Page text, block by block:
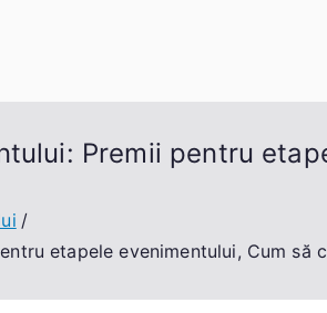
Premii pentru
etapele evenimentului, Cum să